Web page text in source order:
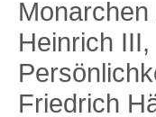
Heinrich
Friedrich